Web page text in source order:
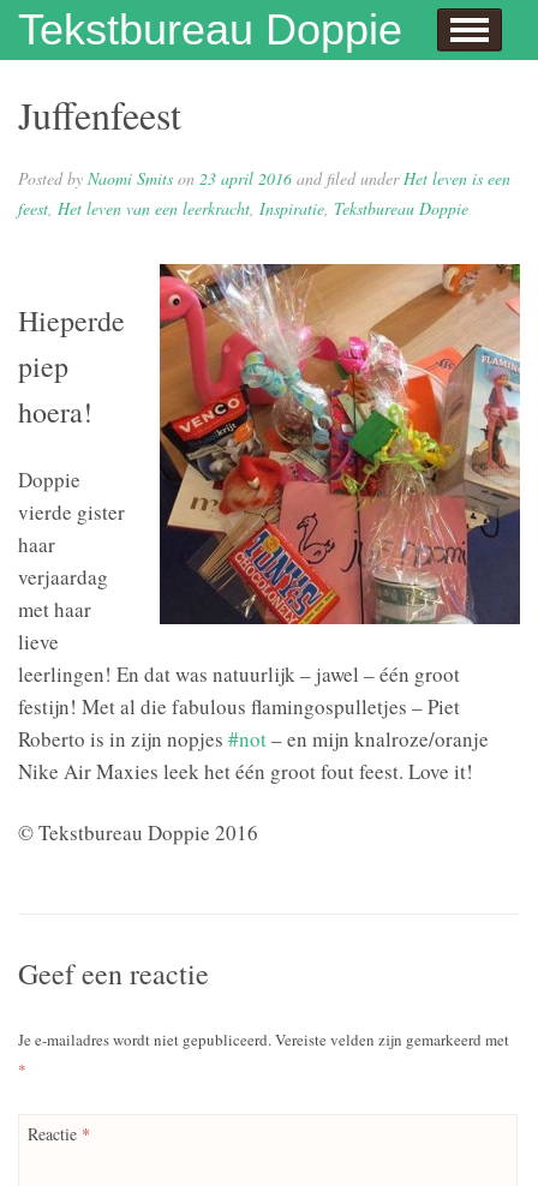
Tekstbureau Doppie
Hallo
Dit doe ik!
Dit doe ik ook!
Enthousiaste opdrachtgevers
Over mij
Publicaties
Wie niet leest is gek
Juf Naomi klapt uit de school
Eh…juf, hoe krijg je eigenlijk kinderen?
Columns
In de media
Contact
Privacybeleid
Juffenfeest
Posted by Naomi Smits on 23 april 2016 and filed underHet leven is een
feest, Het leven van een leerkracht, Inspiratie, Tekstbureau Doppie
Hieperde
piep
hoera!
Doppie
vierde gister
haar
verjaardag
met haar
lieve
leerlingen! En dat was natuurlijk – jawel – één groot
festijn! Met al die fabulous flamingospulletjes – Piet
Roberto is in zijn nopjes #not– en mijn knalroze/oranje
Nike Air Maxies leek het één groot fout feest. Love it!
© Tekstbureau Doppie 2016
Geef een reactie
Je e-mailadres wordt niet gepubliceerd.Vereiste velden zijn gemarkeerd met
*
Reactie *